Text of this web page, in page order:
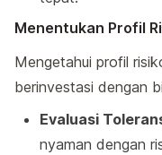
Menentukan Profil
Mengetahui profil
berinvestasi dengan
Evaluasi
nyaman dengan